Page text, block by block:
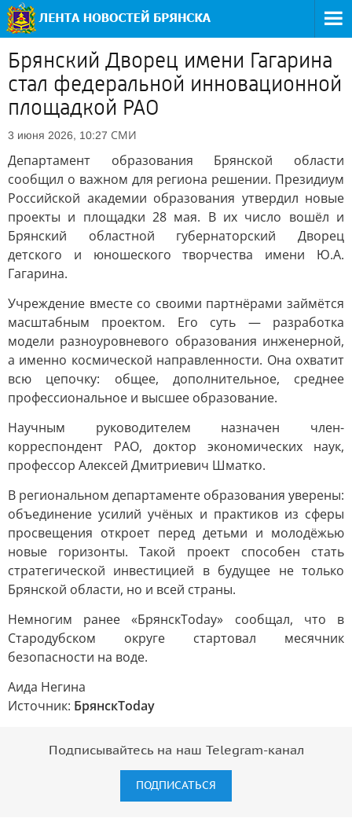
Брянский Дворец имени Гагарина
стал федеральной инновационной
площадкой РАО
3 июня 2026, 10:27 СМИ
Департамент образования Брянской области
сообщил о важном для региона решении. Президиум
Российской академии образования утвердил новые
проекты и площадки 28 мая. В их число вошёл и
Брянский областной губернаторский Дворец
детского и юношеского творчества имени Ю.А.
Гагарина.
Учреждение вместе со своими партнёрами займётся
масштабным проектом. Его суть — разработка
модели разноуровневого образования инженерной,
а именно космической направленности. Она охватит
всю цепочку: общее, дополнительное, среднее
профессиональное и высшее образование.
Научным руководителем назначен член-
корреспондент РАО, доктор экономических наук,
профессор Алексей Дмитриевич Шматко.
В региональном департаменте образования уверены:
объединение усилий учёных и практиков из сферы
просвещения откроет перед детьми и молодёжью
новые горизонты. Такой проект способен стать
стратегической инвестицией в будущее не только
Брянской области, но и всей страны.
Немногим ранее «БрянскToday» сообщал, что в
Стародубском округе стартовал месячник
безопасности на воде.
Аида Негина
Источник: БрянскToday
Подписывайтесь на наш Telegram-канал
ПОДПИСАТЬСЯ